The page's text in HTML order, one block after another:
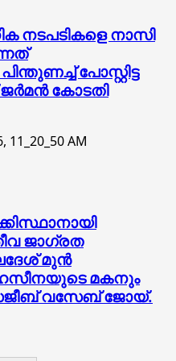
നടപടികളെ നാസി
പോസ്റ്റിട്ട
കോടതി
ജാഗ്രത
മുൻ
മകനും
വസേബ് ജോയ്.